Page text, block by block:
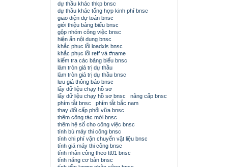
dự thầu khác thkp bnsc
dự thầu khác tổng hợp kinh phí bnsc
giao diện dự toán bnsc
giới thiệu bảng biểu bnsc
gộp nhóm công việc bnsc
hiện ẩn nội dung bnsc
khắc phục lỗi loadxls bnsc
khắc phục lỗi reff và #name
kiểm tra các bảng biểu bnsc
làm tròn giá trị dự thầu
làm tròn giá trị dự thầu bnsc
lưu giá thông báo bnsc
lấy dữ liệu chạy hồ sơ
lấy dữ liệu chạy hồ sơ bnsc
nâng cấp bnsc
phím tắt bnsc
phím tắt bắc nam
thay đổi cấp phối vữa bnsc
thêm công tác mới bnsc
thêm hệ số cho công việc bnsc
tính bù máy thi công bnsc
tính chi phí vận chuyển vật liệu bnsc
tính giá máy thi công bnsc
tính nhân công theo tt01 bnsc
tính năng cơ bản bnsc